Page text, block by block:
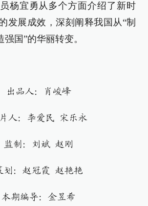
杨宜勇从多个方面介绍了新时
发展成效，深刻阐释我国从“制
强国”的华丽转变。
出品人：肖峻峰
人：李爱民 宋乐永
监制：刘斌 赵刚
划：赵冠霞 赵艳艳
本期编导：金昱希